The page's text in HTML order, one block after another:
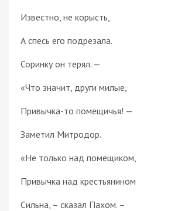
Известно, не корысть,
А спесь его подрезала.
Соринку он терял. —
«Что значит, други милые,
Привычка-то помещичья! —
Заметил Митродор.
«Не только над помещиком,
Привычка над крестьянином
Сильна, – сказал Пахом. –